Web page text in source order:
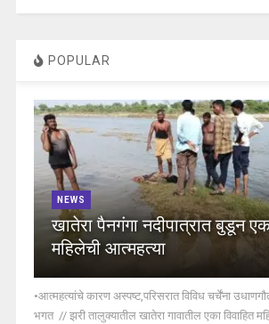
POPULAR
NEWS
खातेरा पैनगंगा नदीपात्रात बुडून
महिलेची आत्महत्या
•आत्महत्यांचे कारण अस्पष्ट,परिसरात विविध चर्चेंना
भगत // झरी तालुक्यातील खातेरा गावातील एका विवाहित